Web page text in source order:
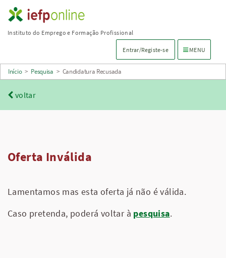
Saltar
para
principal
Instituto do Emprego e Formação Profissional
Entrar/Registe-se Menu de
MENU
Início > Pesquisa > Candidatura Recusada
voltar
Oferta Inválida
Lamentamos mas esta oferta já não é válida.
Caso pretenda, poderá voltar à pesquisa.